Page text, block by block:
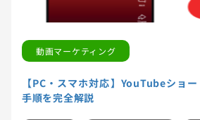
動画マーケティング
【PC・スマホ対応】YouTubeショ
手順を完全解説